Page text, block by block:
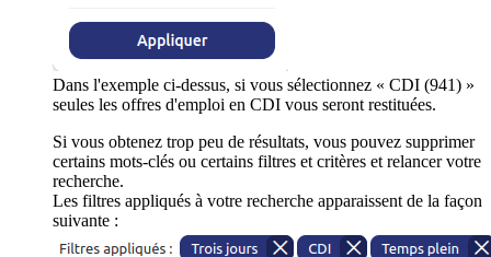
Dans l'exemple ci-dessus, si vous sélectionnez « CDI (941) »
seules les offres d'emploi en CDI vous seront restituées.
Si vous obtenez trop peu de résultats, vous pouvez supprimer
certains mots-clés ou certains filtres et critères et relancer votre
recherche.
Les filtres appliqués à votre recherche apparaissent de la façon
suivante :